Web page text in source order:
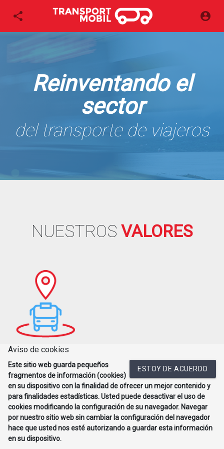
Reinventando el
sector
del transporte de viajeros
NUESTROS VALORES
Eficiencia
Siempre habrá un autobús o un servicio cerca de ti.
Aviso de cookies
ESTOY DE ACUERDO
Este sitio web guarda pequeños
fragmentos de información (cookies)
en su dispositivo con la finalidad de ofrecer un mejor contenido y
para finalidades estadísticas. Usted puede desactivar el uso de
cookies modificando la configuración de su navegador. Navegar
por nuestro sitio web sin cambiar la configuración del navegador
hace que usted nos esté autorizando a guardar esta información
en su dispositivo.